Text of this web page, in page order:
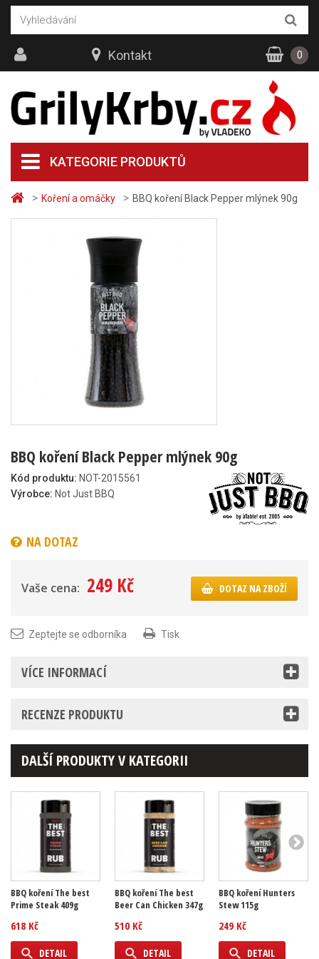
> Koření a omáčky > BBQ koření Black Pepper mlýnek 90g
BBQ koření Black Pepper mlýnek 90g
Kód produktu: NOT-2015561
Výrobce: Not Just BBQ
NA DOTAZ
Vaše cena: 249 Kč DOTAZ NA ZBOŽÍ
Zeptejte se odborníka Tisk
VÍCE INFORMACÍ
RECENZE PRODUKTU
DALŠÍ PRODUKTY V KATEGORII
BBQ koření The best
Prime Steak 409g
618 Kč
DETAIL
BBQ koření The best
Beer Can Chicken 347g
510 Kč
DETAIL
BBQ koření Hunters
Stew 115g
249 Kč
DETAIL
KATEGORIE PRODUKTŮ
Kontakt 0